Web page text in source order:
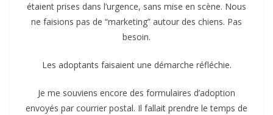
étaient prises dans l’urgence, sans mise en scène. Nous
ne faisions pas de “marketing” autour des chiens. Pas
besoin.
Les adoptants faisaient une démarche réfléchie.
Je me souviens encore des formulaires d’adoption
envoyés par courrier postal. Il fallait prendre le temps de